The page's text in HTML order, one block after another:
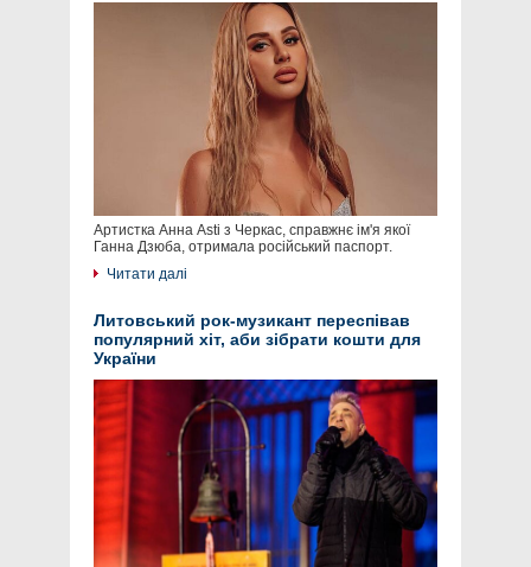
Артистка Анна Asti з Черкас, справжнє ім'я якої
Ганна Дзюба, отримала російський паспорт.
Читати далі
Литовський рок-музикант переспівав
популярний хіт, аби зібрати кошти для
України